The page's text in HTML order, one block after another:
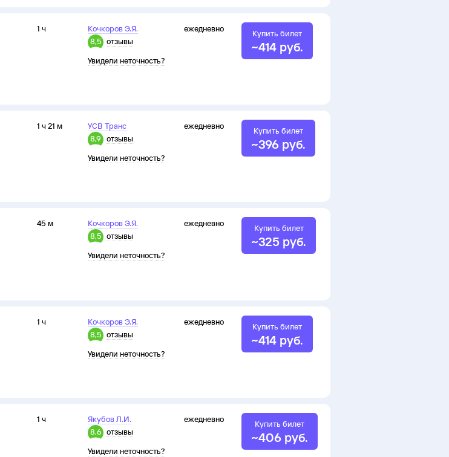
1 ч
Кочкоров Э.Я.
8,5 отзывы
Увидели неточность?
ежедневно Купить билет
~414 руб.
1 ч 21 м
УСВ Транс
8,9
отзывы
Увидели неточность?
ежедневно Купить билет
~396 руб.
45 м
Кочкоров Э.Я.
8,5 отзывы
Увидели неточность?
ежедневно Купить билет
~325 руб.
1 ч
Кочкоров Э.Я.
8,5 отзывы
Увидели неточность?
ежедневно Купить билет
~414 руб.
1 ч
Якубов Л.И.
8,6 отзывы
Увидели неточность?
ежедневно Купить билет
~406 руб.